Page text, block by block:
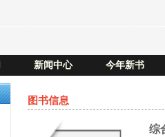
新闻中心 今年新书
图书信息
综